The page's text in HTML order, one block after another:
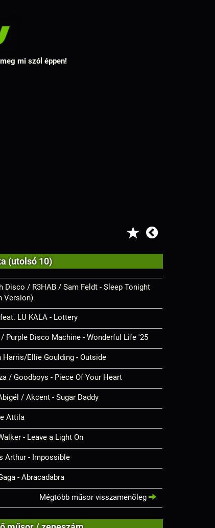
mi szól éppen!
(utolsó 10)
Disco / R3HAB / Sam Feldt - Sleep Tonight
Version)
LU KALA - Lottery
Purple Disco Machine - Wonderful Life '25
Harris/Ellie Goulding - Outside
/ Goodboys - Piece Of Your Heart
/ Akcent - Sugar Daddy
Attila
- Leave a Light On
Arthur - Impossible
- Abracadabra
Mégtöbb műsor visszamenőleg